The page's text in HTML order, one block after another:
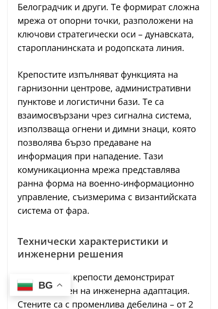
Белоградчик и други. Те формират сложна
мрежа от опорни точки, разположени на
ключови стратегически оси – дунавската,
старопланинската и родопската линия.
Крепостите изпълняват функцията на
гарнизонни центрове, административни
пунктове и логистични бази. Те са
взаимосвързани чрез сигнална система,
използваща огнени и димни знаци, която
позволява бързо предаване на
информация при нападение. Тази
комуникационна мрежа представлява
ранна форма на военно-информационно
управление, съизмерима с византийската
система от фара.
Технически характеристики и
инженерни решения
Българските крепости демонстрират
висока степен на инженерна адаптация.
Стените са с променлива дебелина – от 2
BG